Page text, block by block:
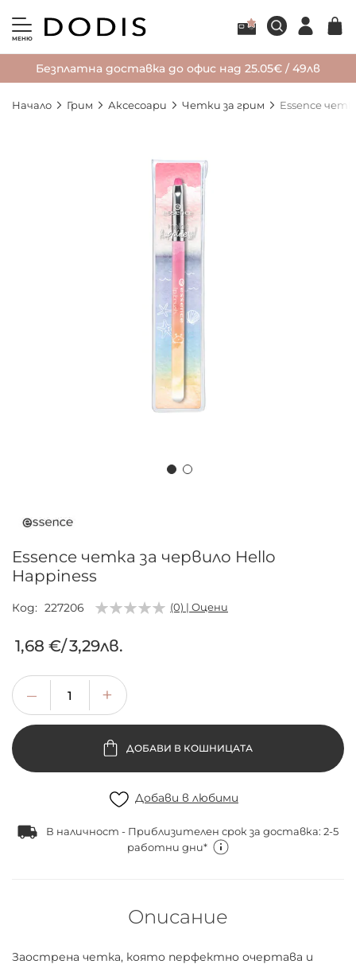
МЕНЮ
Безплатна доставка до офис над 25.05€ / 49лв
Начало Грим Аксесоари Четки за грим Essence
началото
галерия
със
снимки
Essence четка за червило Hello
Happiness
Код 227206 (0) | Оцени
1,68 €/3,29лв.
ДОБАВИ В КОШНИЦАТА
Добави в любими
В наличност - Приблизителен срок за доставка: 2-5
работни дни*
Описание
Заострена четка, която перфектно очертава и